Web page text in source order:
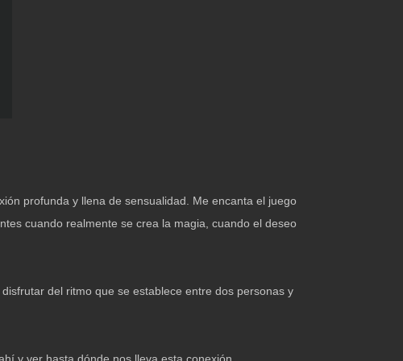
profunda y llena de sensualidad. Me encanta el juego
cuando realmente se crea la magia, cuando el deseo
del ritmo que se establece entre dos personas y
y ver hasta dónde nos lleva esta conexión.